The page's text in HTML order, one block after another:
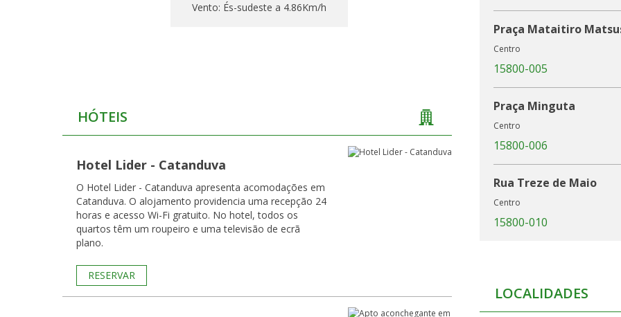
Vento: És-sudeste a 4.86Km/h
HÓTEIS
Hotel Lider - Catanduva
O Hotel Lider - Catanduva apresenta acomodações em
Catanduva. O alojamento providencia uma recepção 24
horas e acesso Wi-Fi gratuito. No hotel, todos os
quartos têm um roupeiro e uma televisão de ecrã
plano.
RESERVAR
Praça Mataitiro
Centro
15800-005
Praça Minguta
Centro
15800-006
Rua Treze de Maio
Centro
15800-010
15800-020
LOCALIDADES